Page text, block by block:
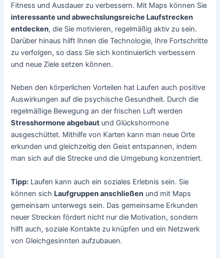
Fitness und Ausdauer zu verbessern. Mit Maps können Sie
interessante und abwechslungsreiche Laufstrecken
entdecken, die Sie motivieren, regelmäßig aktiv zu sein.
Darüber hinaus hilft Ihnen die Technologie, Ihre Fortschritte
zu verfolgen, so dass Sie sich kontinuierlich verbessern
und neue Ziele setzen können.
Neben den körperlichen Vorteilen hat Laufen auch positive
Auswirkungen auf die psychische Gesundheit. Durch die
regelmäßige Bewegung an der frischen Luft werden
Stresshormone abgebaut und Glückshormone
ausgeschüttet. Mithilfe von Karten kann man neue Orte
erkunden und gleichzeitig den Geist entspannen, indem
man sich auf die Strecke und die Umgebung konzentriert.
Tipp: Laufen kann auch ein soziales Erlebnis sein. Sie
können sich Laufgruppen anschließen und mit Maps
gemeinsam unterwegs sein. Das gemeinsame Erkunden
neuer Strecken fördert nicht nur die Motivation, sondern
hilft auch, soziale Kontakte zu knüpfen und ein Netzwerk
von Gleichgesinnten aufzubauen.